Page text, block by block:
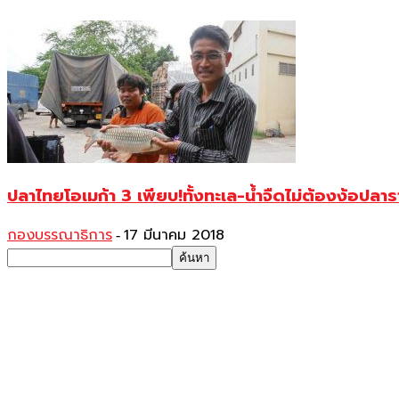
ปลาไทยโอเมก้า 3 เพียบ!ทั้งทะเล-น้ำจืดไม่ต้องง้อปลา
กองบรรณาธิการ - 17 มีนาคม 2018